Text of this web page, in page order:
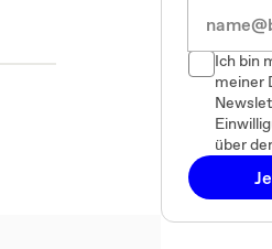
Ich bin
meiner
über